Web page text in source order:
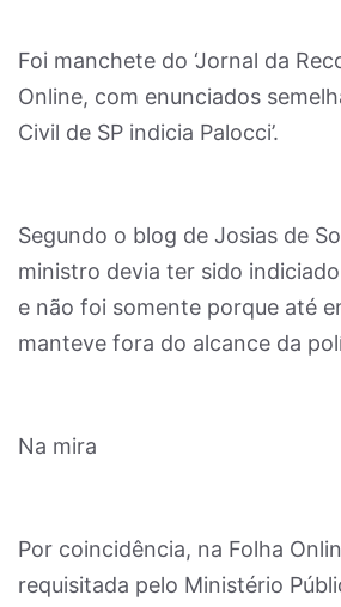
Foi manchete do ‘Jornal da
Online, com enunciados
Civil de SP indicia Palocci’.
Segundo o blog de Josias de
ministro devia ter sido
e não foi somente porque até
manteve fora do alcance da
Na mira
Por coincidência, na Folha
requisitada pelo Ministério